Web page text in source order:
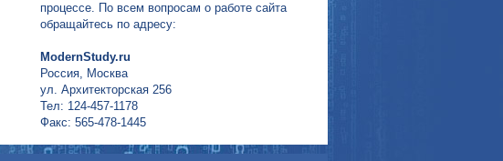
процессе. По всем вопросам о работе сайта
обращайтесь по адресу:
ModernStudy.ru
Россия, Москва
ул. Архитекторская 256
Тел: 124-457-1178
Факс: 565-478-1445